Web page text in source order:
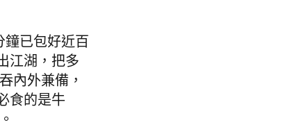
已包好近百
江湖，把多
內外兼備，
食的是牛